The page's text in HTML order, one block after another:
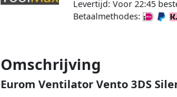
Levertijd: Voor 22:45
Betaalmethodes:
Omschrijving
Eurom Ventilator Vento 3DS